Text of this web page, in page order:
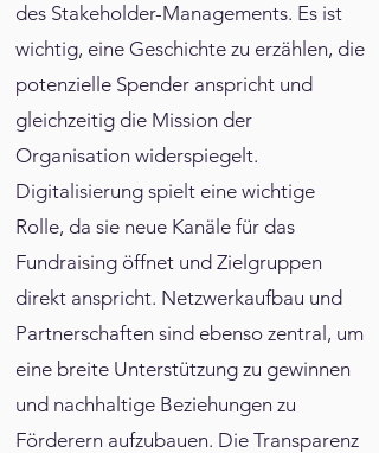
des Stakeholder-Managements. Es ist
wichtig, eine Geschichte zu erzählen, die
potenzielle Spender anspricht und
gleichzeitig die Mission der
Organisation widerspiegelt.
Digitalisierung spielt eine wichtige
Rolle, da sie neue Kanäle für das
Fundraising öffnet und Zielgruppen
direkt anspricht. Netzwerkaufbau und
Partnerschaften sind ebenso zentral, um
eine breite Unterstützung zu gewinnen
und nachhaltige Beziehungen zu
Förderern aufzubauen. Die Transparenz